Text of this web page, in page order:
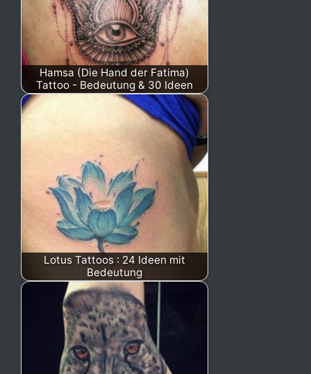
Hamsa (Die Hand der Fatima)
Tattoo - Bedeutung & 30 Ideen
Lotus Tattoos : 24 Ideen mit
Bedeutung